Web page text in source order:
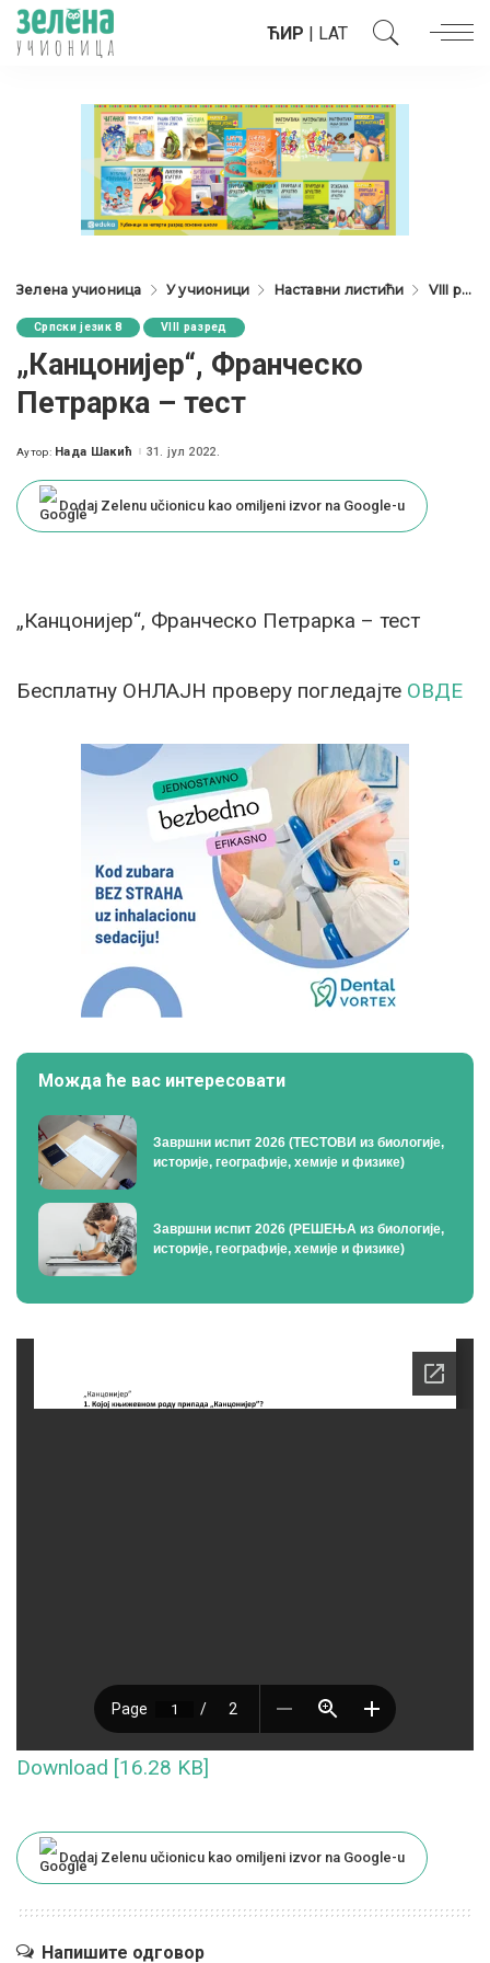
ЋИР | LAT
Зелена учионица У учионици Наставни листићи VIII разред
Српски језик 8 VIII разред
„Канцонијер“, Франческо
Петрарка – тест
Posted
Аутор: Нада Шакић 31. јул 2022.
Dodaj Zelenu učionicu kao omiljeni izvor na Google-u
„Канцонијер“, Франческо Петрарка – тест
Бесплатну ОНЛАЈН проверу погледајте ОВДЕ
Можда ће вас интересовати
Завршни испит 2026 (ТЕСТОВИ из биологије,
историје, географије, хемије и физике)
Завршни испит 2026 (РЕШЕЊА из биологије,
историје, географије, хемије и физике)
Download [16.28 KB]
Dodaj Zelenu učionicu kao omiljeni izvor na Google-u
Напишите одговор